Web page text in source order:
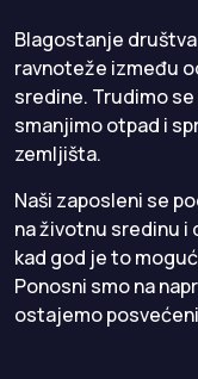
Blagostanje
ravnoteže između
sredine. Trudimo
smanjimo otpad i
zemljišta.
Naši zaposleni se
na životnu sredinu
kad god je to
Ponosni smo na
ostajemo